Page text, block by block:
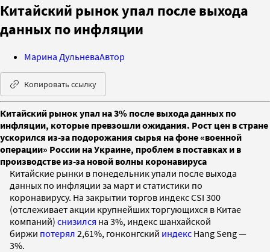
Китайский рынок упал после выхода
данных по инфляции
Марина ДульневаАвтор
Копировать ссылку
Китайский рынок упал на 3% после выхода данных по
инфляции, которые превзошли ожидания. Рост цен в стране
ускорился из-за подорожания сырья на фоне «военной
операции» России на Украине, проблем в поставках и в
производстве из-за новой волны коронавируса
Китайские рынки в понедельник упали после выхода
данных по инфляции за март и статистики по
коронавирусу. На закрытии торгов индекс CSI 300
(отслеживает акции крупнейших торгующихся в Китае
компаний) снизился на 3%, индекс шанхайской
биржи потерял 2,61%, гонконгский индекс Hang Seng —
3%.